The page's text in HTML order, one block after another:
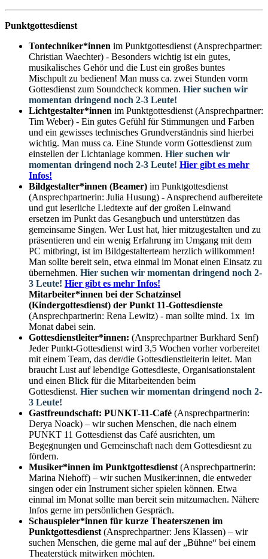
Punktgottesdienst
Tontechniker*innen im Punktgottesdienst (Ansprechpartner:
Christian Waechter) - Besonders wichtig ist ein gutes,
musikalisches Gehör und die Lust ein großes buntes
Mischpult zu bedienen! Man muss ca. zwei Stunden vorm
Gottesdienst zum Soundcheck kommen. Hier suchen wir
momentan dringend noch 2-3 Leute!
Lichtgestalter*innen im Punktgottesdienst (Ansprechpartner:
Tim Weber) - Ein gutes Gefühl für Stimmungen und Farben
und ein gewisses technisches Grundverständnis sind hierbei
wichtig. Man muss ca. Eine Stunde vorm Gottesdienst zum
einstellen der Lichtanlage kommen. Hier suchen wir
momentan dringend noch 2-3 Leute! Hier gibt es mehr
Infos!
Bildgestalter*innen (Beamer) im Punktgottesdienst
(Ansprechpartnerin: Julia Husung) - Ansprechend aufbereitete
und gut leserliche Liedtexte auf der großen Leinwand
ersetzen im Punkt das Gesangbuch und unterstützen das
gemeinsame Singen. Wer Lust hat, hier mitzugestalten und zu
präsentieren und ein wenig Erfahrung im Umgang mit dem
PC mitbringt, ist im Bildgestalterteam herzlich willkommen!
Man sollte bereit sein, etwa einmal im Monat einen Einsatz zu
übernehmen. Hier suchen wir momentan dringend noch 2-
3 Leute! Hier gibt es mehr Infos!
Mitarbeiter*innen bei der Schatzinsel
(Kindergottesdienst) der Punkt 11-Gottesdienste
(Ansprechpartnerin: Rena Lewitz) - man sollte mind. 1x im
Monat dabei sein.
Gottesdienstleiter*innen: (Ansprechpartner Burkhard Senf)
Jeder Punkt-Gottesdienst wird 3,5 Wochen vorher vorbereitet
mit einem Team, das der/die Gottesdienstleiterin leitet. Man
braucht Lust auf lebendige Gottesdieste, Organisationstalent
und einen Blick für die Mitarbeitenden beim
Gottesdienst. Hier suchen wir momentan dringend noch 2-
3 Leute!
Gastfreundschaft: PUNKT-11-Café (Ansprechpartnerin:
Derya Noack) – wir suchen Menschen, die nach einem
PUNKT 11 Gottesdienst das Café ausrichten, um
Begegnungen und Gemeinschaft nach dem Gottesdiesnt zu
fördern.
Musiker*innen im Punktgottesdienst (Ansprechpartnerin:
Marina Niehoff) – wir suchen Musiker:innen, die entweder
singen oder ein Instrument sicher spielen können. Etwa
einmal im Monat sollte man bereit sein mitzumachen. Nähere
Infos gerne im persönlichen Gespräch.
Schauspieler*innen für kurze Theaterszenen im
Punktgottesdienst (Ansprechpartner: Jens Klassen) – wir
suchen Menschen, die gerne mal auf der „Bühne“ bei einem
Theaterstück mitwirken möchten.